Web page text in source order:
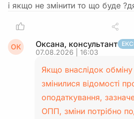
і якщо не змінити то що буде
ОК Оксана, консультант
07.08.2026 | 16:03
Якщо внаслідок
змінилися відомості
оподаткування,
ОПП, зміни потрібно